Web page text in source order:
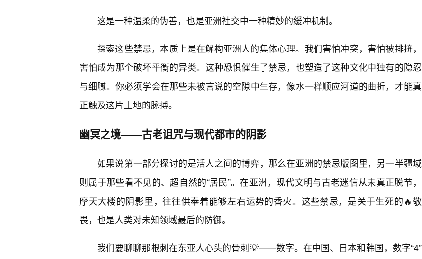
这是一种温柔的伪善，也是亚洲社交中一种精妙的缓冲机制。
探索这些禁忌，本质上是在解构亚洲人的集体心理。我们害怕冲突，害怕被排挤，
害怕成为那个破坏平衡的异类。这种恐惧催生了禁忌，也塑造了这种文化中独有的隐忍
与细腻。你必须学会在那些未被言说的空隙中生存，像水一样顺应河道的曲折，才能真
正触及这片土地的脉搏。
幽冥之境——古老诅咒与现代都市的阴影
如果说第一部分探讨的是活人之间的博弈，那么在亚洲的禁忌版图里，另一半疆域
则属于那些看不见的、超自然的“居民”。在亚洲，现代文明与古老迷信从未真正脱节，
摩天大楼的阴影里，往往供奉着能够左右运势的香火。这些禁忌，是关于生死的🔥敬
畏，也是人类对未知领域最后的防御。
我们要聊聊那根刺在东亚人心头的骨刺💡——数字。在中国、日本和韩国，数字“4”